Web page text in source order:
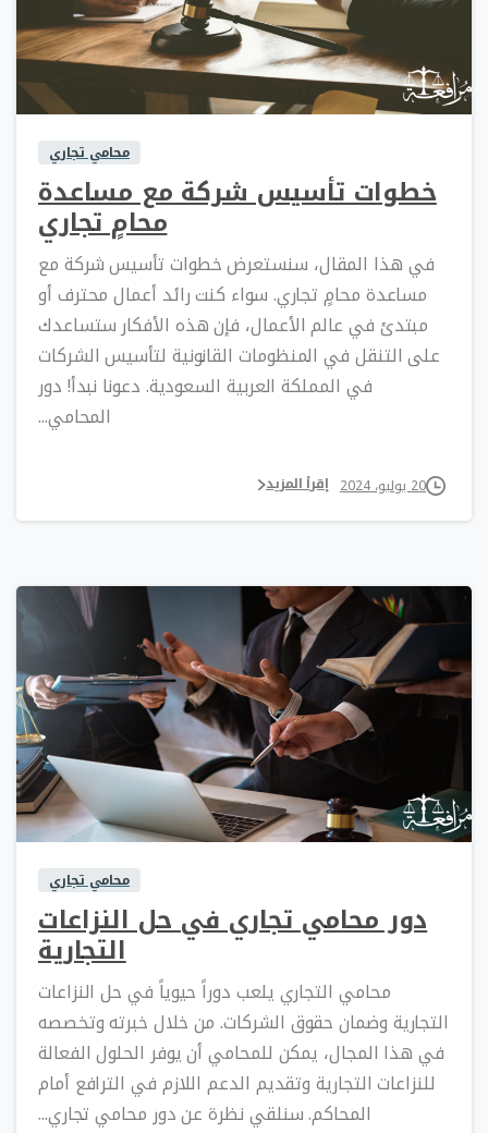
0
محامي تجاري
خطوات تأسيس شركة مع مساعدة
محامٍ تجاري
في هذا المقال، سنستعرض خطوات تأسيس شركة مع
مساعدة محامٍ تجاري. سواء كنت رائد أعمال محترف أو
مبتدئ في عالم الأعمال، فإن هذه الأفكار ستساعدك
على التنقل في المنظومات القانونية لتأسيس الشركات
في المملكة العربية السعودية. دعونا نبدأ! دور
المحامي...
20 يوليو، 2024 إقرأ المزيد
0
0
محامي تجاري
دور محامي تجاري في حل النزاعات
التجارية
محامي التجاري يلعب دوراً حيوياً في حل النزاعات
التجارية وضمان حقوق الشركات. من خلال خبرته وتخصصه
في هذا المجال، يمكن للمحامي أن يوفر الحلول الفعالة
للنزاعات التجارية وتقديم الدعم اللازم في الترافع أمام
المحاكم. سنلقي نظرة عن دور محامي تجاري...